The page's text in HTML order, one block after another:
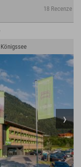
18 Recenze